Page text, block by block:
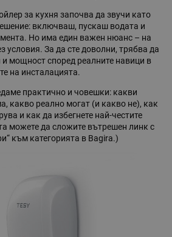
за кухня започва да звучи като
включваш, пускаш водата и
Но има един важен нюанс – на
условия. За да сте доволни, трябва да
и мощност според реалните навици в
на инсталацията.
практично и човешки: какви
какво реално могат (и какво не), как
и как да избегнете най-честите
можете да сложите вътрешен линк с
към категорията в Bagira.)